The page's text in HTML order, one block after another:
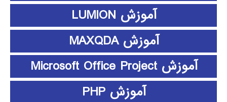
آموزش LUMION
آموزش MAXQDA
آموزش Microsoft Office Project
آموزش PHP